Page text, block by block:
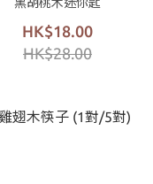
HK$18.00
HK$28.00